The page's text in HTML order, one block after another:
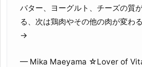
バター、ヨーグルト、チーズの質
る、次は鶏肉やその他の肉が変わ
→
— Mika Maeyama ☆Lover of